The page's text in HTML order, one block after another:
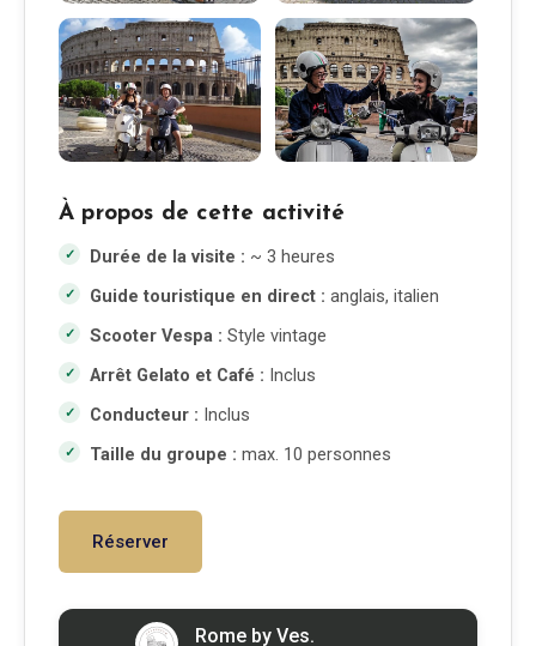
À propos de cette activité
Durée de la visite : ~ 3 heures
Guide touristique en direct : anglais, italien
Scooter Vespa : Style vintage
Arrêt Gelato et Café : Inclus
Conducteur : Inclus
Taille du groupe : max. 10 personnes
Réserver